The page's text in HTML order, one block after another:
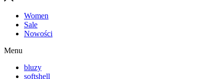
Women
Sale
Nowości
Menu
bluzy
softshell